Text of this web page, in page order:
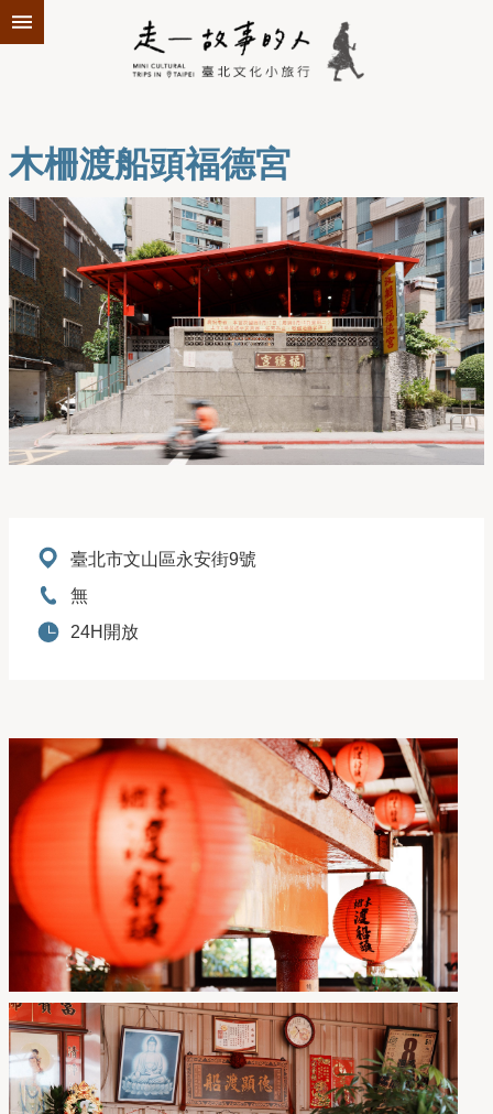
跳到主要內容區塊
木柵渡船頭福德宮
地址：臺北市文山區永安街9號
電話：
無
開放時間：
24H開放